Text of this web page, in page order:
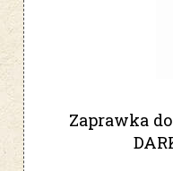
Zaprawka